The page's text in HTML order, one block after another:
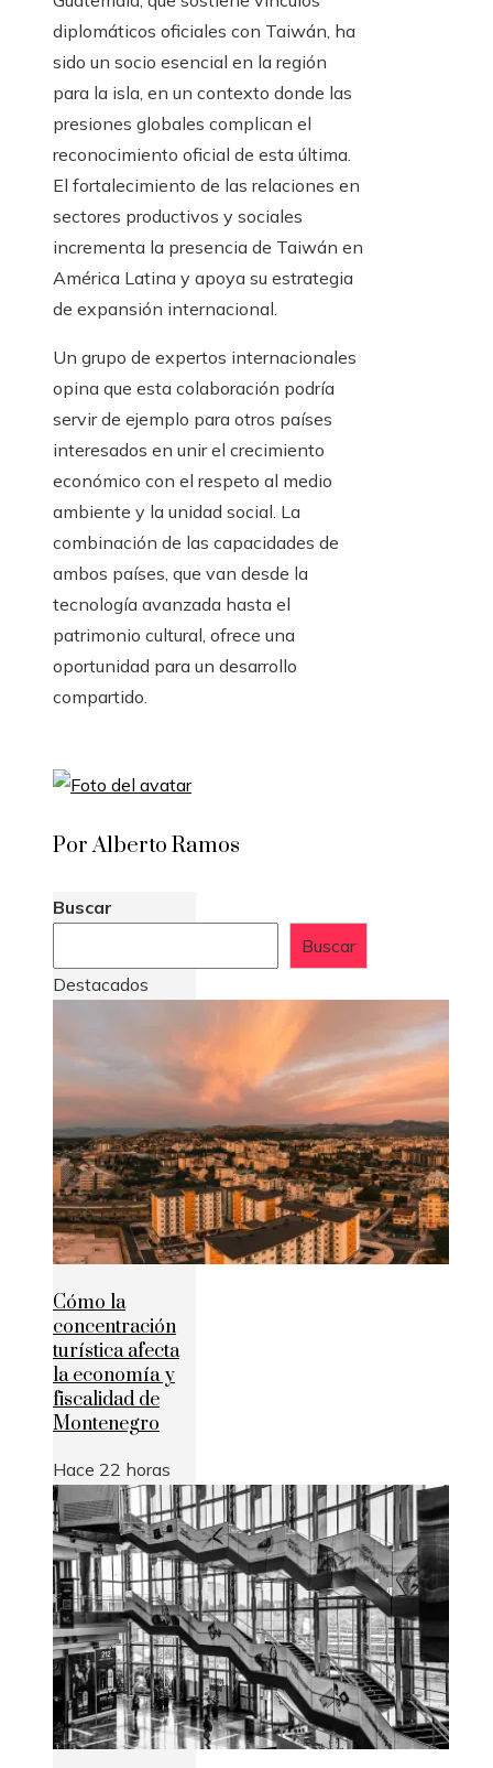
diplomáticos oficiales con Taiwán, ha
sido un socio esencial en la región
para la isla, en un contexto donde las
presiones globales complican el
reconocimiento oficial de esta última.
El fortalecimiento de las relaciones en
sectores productivos y sociales
incrementa la presencia de Taiwán en
América Latina y apoya su estrategia
de expansión internacional.
Un grupo de expertos internacionales
opina que esta colaboración podría
servir de ejemplo para otros países
interesados en unir el crecimiento
económico con el respeto al medio
ambiente y la unidad social. La
combinación de las capacidades de
ambos países, que van desde la
tecnología avanzada hasta el
patrimonio cultural, ofrece una
oportunidad para un desarrollo
compartido.
Por Alberto Ramos
Buscar
Buscar
Destacados
Cómo la
concentración
turística afecta
la economía y
fiscalidad de
Montenegro
Hace 22 horas